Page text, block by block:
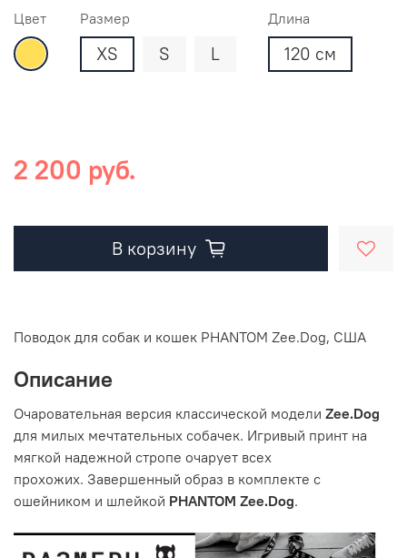
Цвет Размер
XS S L
Длина
120 см
2 200 руб.
В корзину
Поводок для собак и кошек PHANTOM Zee.Dog, США
Описание
Очаровательная версия классической модели Zee.Dog
для милых мечтательных собачек. Игривый принт на
мягкой надежной стропе очарует всех
прохожих. Завершенный образ в комплекте с
ошейником и шлейкой PHANTOM Zee.Dog.